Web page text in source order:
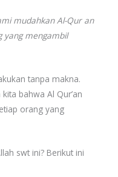
mudahkan Al-Qur an
yang mengambil
tanpa makna.
bahwa Al Qur’an
orang yang
swt ini? Berikut ini